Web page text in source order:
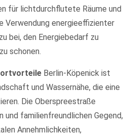
für lichtdurchflutete Räume und
Verwendung energieeffizienter
bei, den Energiebedarf zu
schonen.
Berlin-Köpenick ist
und Wassernähe, die eine
Die Oberspreestraße
und familienfreundlichen Gegend,
Annehmlichkeiten,